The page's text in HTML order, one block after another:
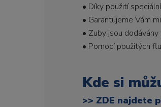
• Díky použití
• Garantujeme Vám
• Zuby jsou
• Pomocí použitých
Kde si
>> ZDE najdete